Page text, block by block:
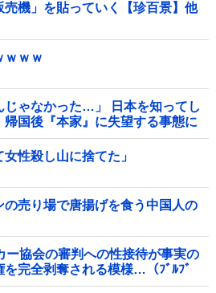
機」を貼っていく【珍百景】他
ｗｗｗ
じゃなかった…」 日本を知ってし
帰国後『本家』に失望する事態に
性殺し山に捨てた」
の売り場で唐揚げを食う中国人の
ー協会の審判への性接待が事実の
完全剥奪される模様…（ﾌﾞﾙﾌﾞ